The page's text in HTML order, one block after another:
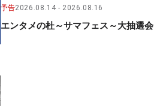
予告2026.08.14 2026.08.16
エンタメの杜～サマフェス～大抽選会